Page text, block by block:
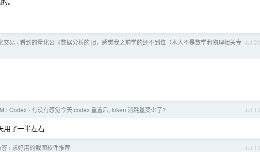
Jul 20
交易 › 看到的量化公司数据分析的 jd，感觉我之前学的还不到位（本人不是数学和物理相关专
Jul 13
› Codex › 有没有感觉今天 codex 重置后, token 消耗量变少了?
用了一半左右
Jul 13
答 › 求好用的截图软件推荐